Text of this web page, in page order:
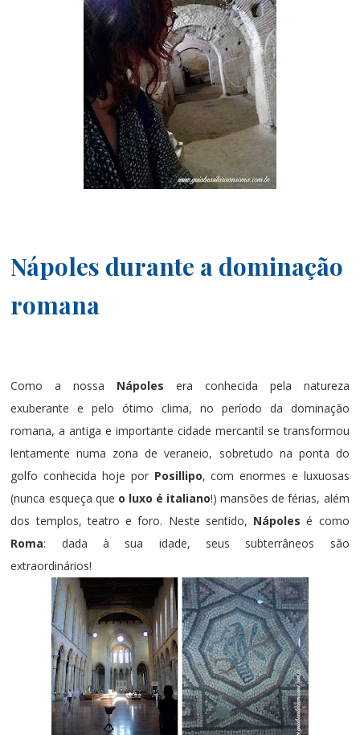
Nápoles durante a dominação
romana
Como a nossa Nápoles era conhecida pela natureza
exuberante e pelo ótimo clima, no período da dominação
romana, a antiga e importante cidade mercantil se transformou
lentamente numa zona de veraneio, sobretudo na ponta do
golfo conhecida hoje por Posillipo, com enormes e luxuosas
(nunca esqueça que o luxo é italiano!) mansões de férias, além
dos templos, teatro e foro. Neste sentido, Nápolesé como
Roma: dada à sua idade, seus subterrâneos são
extraordinários!